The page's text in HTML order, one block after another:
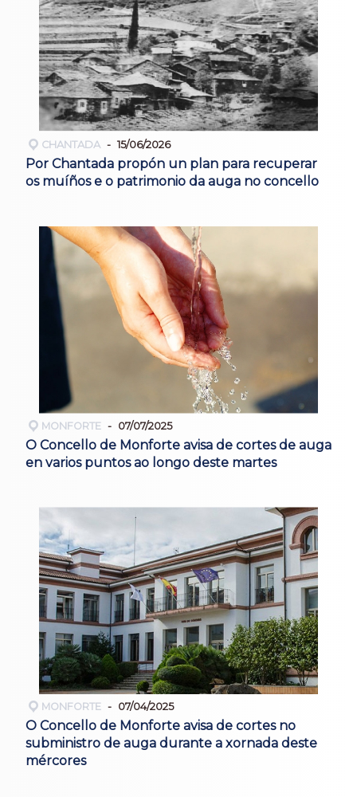
CHANTADA 15/06/2026
Por Chantada propón un plan para recuperar
os muíños e o patrimonio da auga no concello
MONFORTE 07/07/2025
O Concello de Monforte avisa de cortes de auga
en varios puntos ao longo deste martes
MONFORTE 07/04/2025
O Concello de Monforte avisa de cortes no
subministro de auga durante a xornada deste
mércores